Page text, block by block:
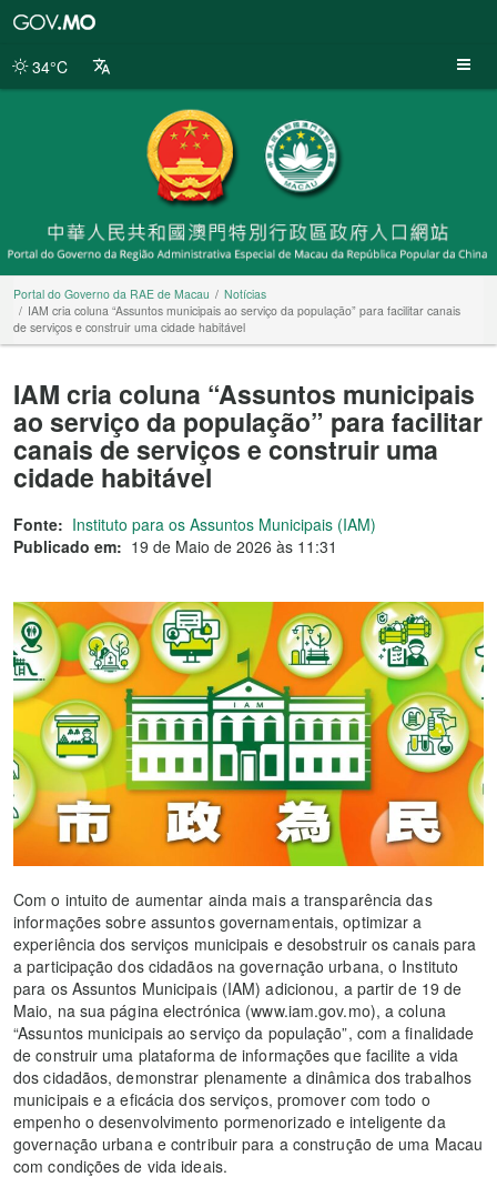
da
34°C
Portal do Governo da RAE de Macau
Notícias
IAM cria coluna “Assuntos municipais ao serviço da população” para facilitar canais
de serviços e construir uma cidade habitável
IAM cria coluna “Assuntos municipais
ao serviço da população” para facilitar
canais de serviços e construir uma
cidade habitável
Fonte: Instituto para os Assuntos Municipais (IAM)
Publicado em: 19 de Maio de 2026 às 11:31
Com o intuito de aumentar ainda mais a transparência das
informações sobre assuntos governamentais, optimizar a
experiência dos serviços municipais e desobstruir os canais para
a participação dos cidadãos na governação urbana, o Instituto
para os Assuntos Municipais (IAM) adicionou, a partir de 19 de
Maio, na sua página electrónica (www.iam.gov.mo), a coluna
“Assuntos municipais ao serviço da população”, com a finalidade
de construir uma plataforma de informações que facilite a vida
dos cidadãos, demonstrar plenamente a dinâmica dos trabalhos
municipais e a eficácia dos serviços, promover com todo o
empenho o desenvolvimento pormenorizado e inteligente da
governação urbana e contribuir para a construção de uma Macau
com condições de vida ideais.